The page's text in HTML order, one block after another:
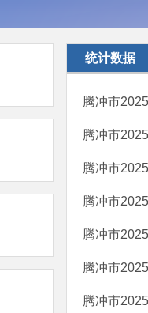
统计数据
腾冲市
腾冲市
腾冲市
腾冲市
腾冲市
腾冲市
腾冲市